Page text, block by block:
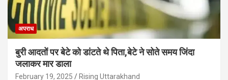
अपराध
बुरी आदतों पर बेटे को डांटते थे पिता,बेटे ने सोते समय जिंदा
जलाकर मार डाला
February 19, 2025 Rising Uttarakhand